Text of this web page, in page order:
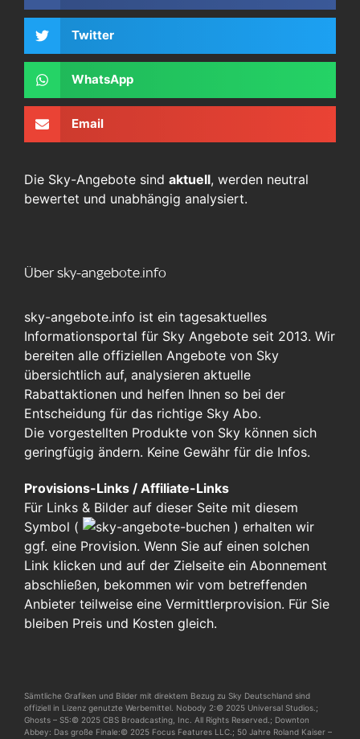
Twitter
WhatsApp
Email
Die Sky-Angebote sind aktuell, werden neutral
bewertet und unabhängig analysiert.
Über sky-angebote.info
sky-angebote.info ist ein tagesaktuelles
Informationsportal für Sky Angebote seit 2013. Wir
bereiten alle offiziellen Angebote von Sky
übersichtlich auf, analysieren aktuelle
Rabattaktionen und helfen Ihnen so bei der
Entscheidung für das richtige Sky Abo.
Die vorgestellten Produkte von Sky können sich
geringfügig ändern. Keine Gewähr für die Infos.
Provisions-Links / Affiliate-Links
Für Links & Bilder auf dieser Seite mit diesem
Symbol (
) erhalten wir
ggf. eine Provision. Wenn Sie auf einen solchen
Link klicken und auf der Zielseite ein Abonnement
abschließen, bekommen wir vom betreffenden
Anbieter teilweise eine Vermittlerprovision. Für Sie
bleiben Preis und Kosten gleich.
Sämtliche Grafiken und Bilder mit direktem Bezug zu Sky Deutschland sind
offiziell in Lizenz genutzte Werbemittel. Nobody 2:© 2025 Universal Studios.;
Ghosts – S5:© 2025 CBS Broadcasting, Inc. All Rights Reserved.; Downton
Abbey: Das große Finale:© 2025 Focus Features LLC.; 50 Jahre Roland Kaiser –